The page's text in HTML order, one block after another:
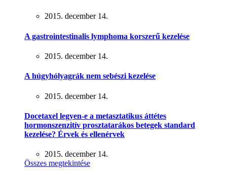
2015. december 14.
A gastrointestinalis lymphoma korszerű kezelése
2015. december 14.
A húgyhólyagrák nem sebészi kezelése
2015. december 14.
Docetaxel legyen-e a metasztatikus áttétes
hormonszenzitív prosztatarákos betegek standard
kezelése? Érvek és ellenérvek
2015. december 14.
Összes megtekintése